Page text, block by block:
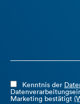
Kenntnis der
Marketing bestätigt